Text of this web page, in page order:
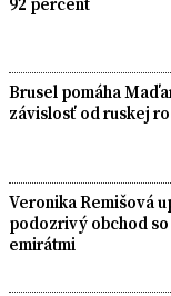
Brusel pomáha
závislosť od ruskej
Veronika Remišová
podozrivý obchod
emirátmi